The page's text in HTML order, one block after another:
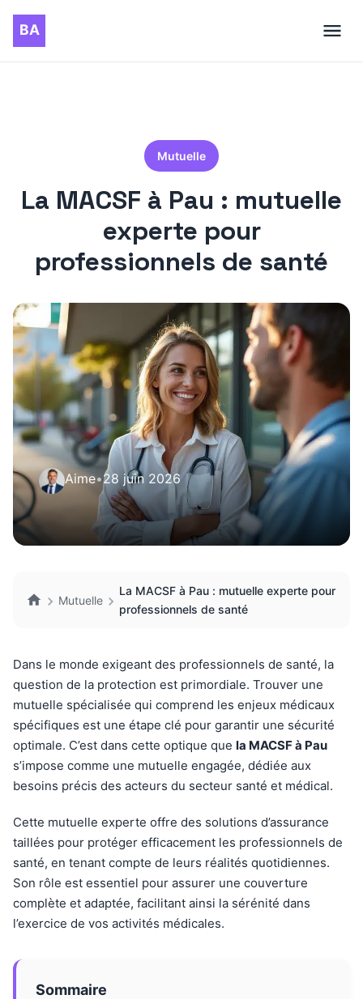
Mutuelle
La MACSF à Pau : mutuelle
experte pour
professionnels de santé
Aime•28 juin 2026
Mutuelle
La MACSF à Pau : mutuelle experte pour
professionnels de santé
Dans le monde exigeant des professionnels de santé, la
question de la protection est primordiale. Trouver une
mutuelle spécialisée qui comprend les enjeux médicaux
spécifiques est une étape clé pour garantir une sécurité
optimale. C’est dans cette optique que la MACSF à Pau
s’impose comme une mutuelle engagée, dédiée aux
besoins précis des acteurs du secteur santé et médical.
Cette mutuelle experte offre des solutions d’assurance
taillées pour protéger efficacement les professionnels de
santé, en tenant compte de leurs réalités quotidiennes.
Son rôle est essentiel pour assurer une couverture
complète et adaptée, facilitant ainsi la sérénité dans
l’exercice de vos activités médicales.
Sommaire